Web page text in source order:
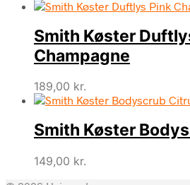
Smith Køster
Champagne
189,00 kr.
Smith Køster
149,00 kr.